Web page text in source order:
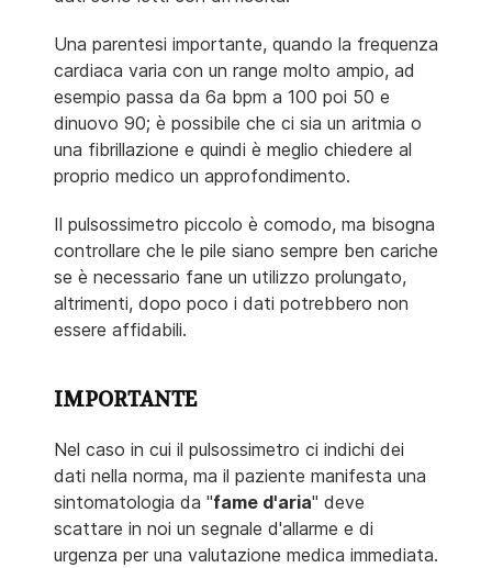
Una parentesi importante, quando la frequenza
cardiaca varia con un range molto ampio, ad
esempio passa da 6a bpm a 100 poi 50 e
dinuovo 90; è possibile che ci sia un aritmia o
una fibrillazione e quindi è meglio chiedere al
proprio medico un approfondimento.
Il pulsossimetro piccolo è comodo, ma bisogna
controllare che le pile siano sempre ben cariche
se è necessario fane un utilizzo prolungato,
altrimenti, dopo poco i dati potrebbero non
essere affidabili.
IMPORTANTE
Nel caso in cui il pulsossimetro ci indichi dei
dati nella norma, ma il paziente manifesta una
sintomatologia da "fame d'aria" deve
scattare in noi un segnale d'allarme e di
urgenza per una valutazione medica immediata.